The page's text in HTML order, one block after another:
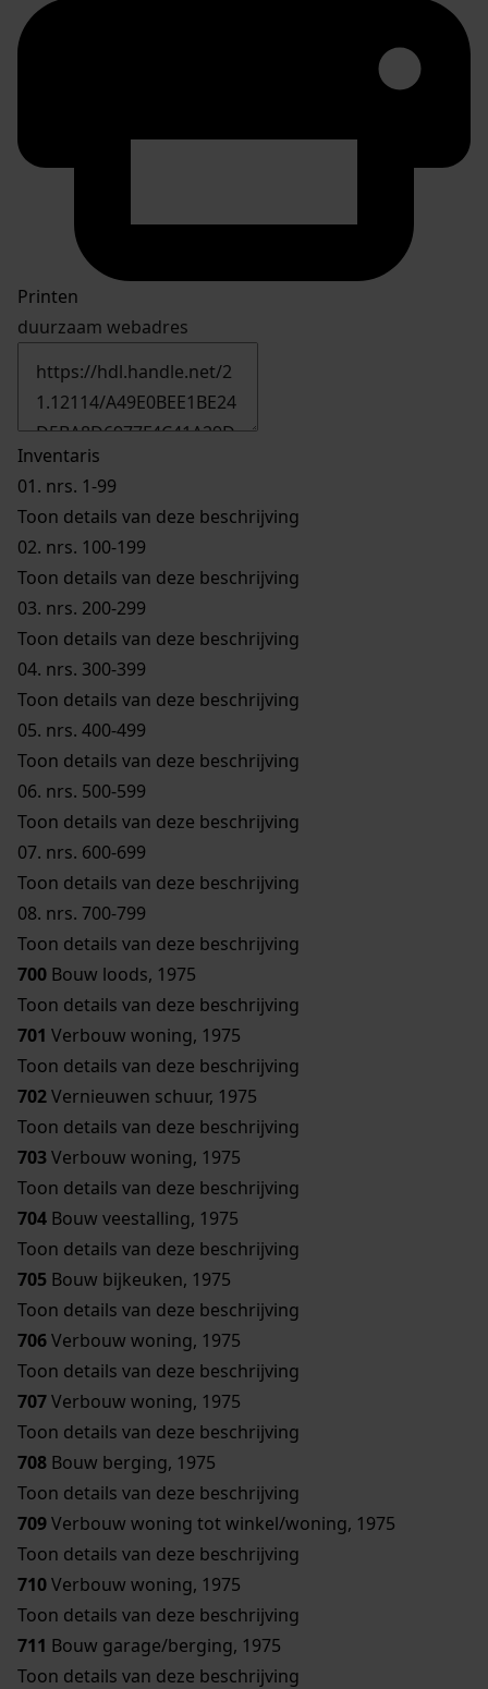
Printen
duurzaam webadres
Inventaris
01. nrs. 1-99
Toon details van deze beschrijving
02. nrs. 100-199
Toon details van deze beschrijving
03. nrs. 200-299
Toon details van deze beschrijving
04. nrs. 300-399
Toon details van deze beschrijving
05. nrs. 400-499
Toon details van deze beschrijving
06. nrs. 500-599
Toon details van deze beschrijving
07. nrs. 600-699
Toon details van deze beschrijving
08. nrs. 700-799
Toon details van deze beschrijving
700 Bouw loods, 1975
Toon details van deze beschrijving
701 Verbouw woning, 1975
Toon details van deze beschrijving
702Vernieuwen schuur, 1975
Toon details van deze beschrijving
703Verbouw woning, 1975
Toon details van deze beschrijving
704 Bouw veestalling, 1975
Toon details van deze beschrijving
705 Bouw bijkeuken, 1975
Toon details van deze beschrijving
706Verbouw woning, 1975
Toon details van deze beschrijving
707Verbouw woning, 1975
Toon details van deze beschrijving
708 Bouw berging, 1975
Toon details van deze beschrijving
709Verbouw woning tot winkel/woning, 1975
Toon details van deze beschrijving
710Verbouw woning, 1975
Toon details van deze beschrijving
711 Bouw garage/berging, 1975
Toon details van deze beschrijving